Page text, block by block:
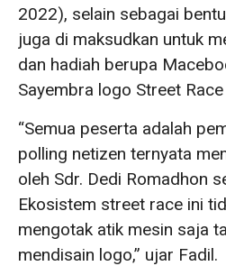
2022), selain sebagai
juga di maksudkan untuk
dan hadiah berupa
Sayembra logo Street
“Semua peserta adalah
polling netizen ternyata
oleh Sdr. Dedi Romadhon
Ekosistem street race ini
mengotak atik mesin saja
mendisain logo,” ujar Fadil.